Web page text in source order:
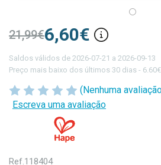
(Nenhuma
Escreva uma avaliação
6,60€
21,99€
Saldos válidos de 2026-07-21 a 2026-09-13
Preço mais baixo dos últimos 30 dias - 6.60€
Ref.118404